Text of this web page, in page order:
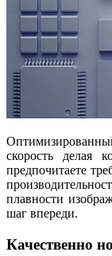
скорость делая
предпочитаете
плавности
шаг впереди.
Качественно